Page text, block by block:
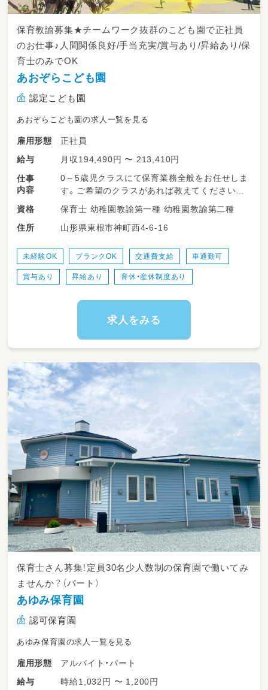
保育教諭募集★チームワーク抜群のこども園で正社員
のお仕事♪人間関係良好/手当充実/賞与あり/昇給あり/保
育士のみでOK
あおぞらこども園
認定こども園
あおぞらこども園の求人一覧を見る
雇用形態
正社員
給与
月収194,490円 〜 213,410円
仕事
内容
0～5歳児クラスにて保育業務全般をお任せしま
す。ご希望のクラスがあれば教えてください。
＊～～～～～～～～～～～～～～～～～～＊
※あなたの経験やご希望を考慮して担当クラス
・最初は複数担任制で
他の職員と一緒に勤務なので安心です
・オムツ交換やトイレトレーニングや食事介助
連絡帳等の簡単な書き物もお願いします。
・当園では「おぼこ先生」を通して食の関心を広
（園児自身がおぼこ（子ども）先生となって
自の取り組みを行っています。）
資格
保育士 幼稚園教諭第一種 幼稚園教諭第二種
住所
山形県東根市神町西4-6-16
未経験OK ブランクOK 交通費支給 車通勤可
賞与あり 昇給あり 育休・産休制度あり
求人をみる
保育士さん募集！定員30名少人数制の保育園で働いてみ
ませんか？（パート）
あゆみ保育園
認可保育園
あゆみ保育園の求人一覧を見る
雇用形態
アルバイト・パート
給与
時給1,032円 〜 1,200円